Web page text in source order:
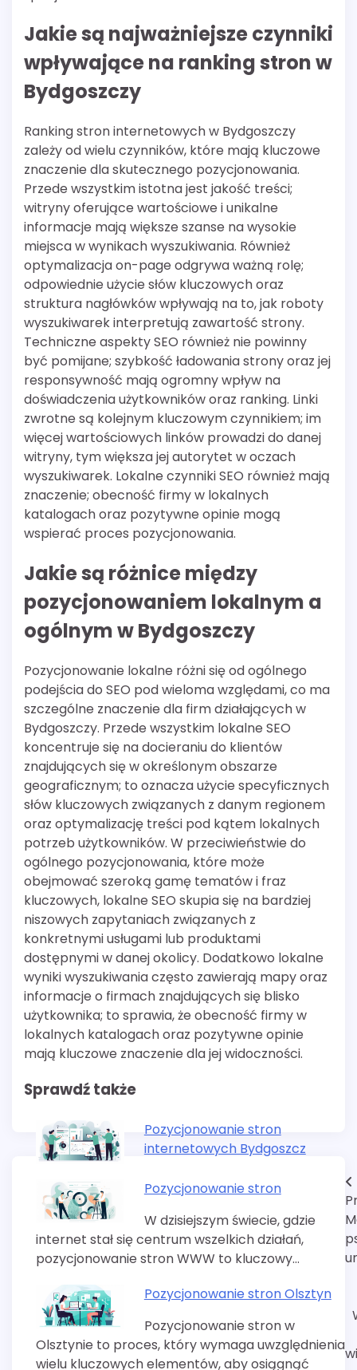
Jakie są najważniejsze czynniki
wpływające na ranking stron w
Bydgoszczy
Ranking stron internetowych w Bydgoszczy
zależy od wielu czynników, które mają kluczowe
znaczenie dla skutecznego pozycjonowania.
Przede wszystkim istotna jest jakość treści;
witryny oferujące wartościowe i unikalne
informacje mają większe szanse na wysokie
miejsca w wynikach wyszukiwania. Również
optymalizacja on-page odgrywa ważną rolę;
odpowiednie użycie słów kluczowych oraz
struktura nagłówków wpływają na to, jak roboty
wyszukiwarek interpretują zawartość strony.
Techniczne aspekty SEO również nie powinny
być pomijane; szybkość ładowania strony oraz jej
responsywność mają ogromny wpływ na
doświadczenia użytkowników oraz ranking. Linki
zwrotne są kolejnym kluczowym czynnikiem; im
więcej wartościowych linków prowadzi do danej
witryny, tym większa jej autorytet w oczach
wyszukiwarek. Lokalne czynniki SEO również mają
znaczenie; obecność firmy w lokalnych
katalogach oraz pozytywne opinie mogą
wspierać proces pozycjonowania.
Jakie są różnice między
pozycjonowaniem lokalnym a
ogólnym w Bydgoszczy
Pozycjonowanie lokalne różni się od ogólnego
podejścia do SEO pod wieloma względami, co ma
szczególne znaczenie dla firm działających w
Bydgoszczy. Przede wszystkim lokalne SEO
koncentruje się na docieraniu do klientów
znajdujących się w określonym obszarze
geograficznym; to oznacza użycie specyficznych
słów kluczowych związanych z danym regionem
oraz optymalizację treści pod kątem lokalnych
potrzeb użytkowników. W przeciwieństwie do
ogólnego pozycjonowania, które może
obejmować szeroką gamę tematów i fraz
kluczowych, lokalne SEO skupia się na bardziej
niszowych zapytaniach związanych z
konkretnymi usługami lub produktami
dostępnymi w danej okolicy. Dodatkowo lokalne
wyniki wyszukiwania często zawierają mapy oraz
informacje o firmach znajdujących się blisko
użytkownika; to sprawia, że obecność firmy w
lokalnych katalogach oraz pozytywne opinie
mają kluczowe znaczenie dla jej widoczności.
Sprawdź także
Pozycjonowanie stron
internetowych Bydgoszcz
Pozycjonowanie stron
W dzisiejszym świecie, gdzie
internet stał się centrum wszelkich działań,
pozycjonowanie stron WWW to kluczowy…
Pozycjonowanie stron Olsztyn
Pozycjonowanie stron w
Olsztynie to proces, który wymaga uwzględnienia
wielu kluczowych elementów, aby osiągnąć
Nawigacja
wpisu